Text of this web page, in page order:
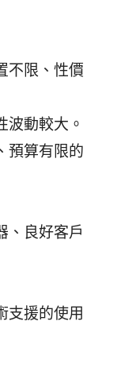
不限、性價
波動較大。
預算有限的
、良好客戶
支援的使用